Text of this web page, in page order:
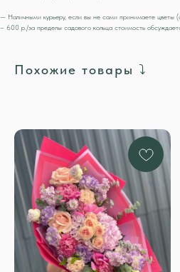
— Наличными курьеру, если вы не сами принимаете цветы
– 600 р./за пределы садового кольца стоимость
Похожие товары ⤵